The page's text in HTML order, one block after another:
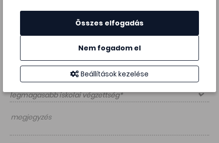
legmagasabb iskolai végzettség*
Összes elfogadás
Nem fogadom el
Beállítások kezelése